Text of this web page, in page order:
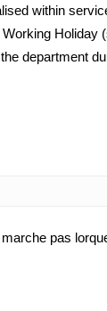
within
Holiday
department
pas